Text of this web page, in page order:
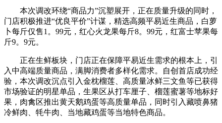
本次调改环绕“商品力”沉塑展开，正在质量升级的同时，
门店积极推进“优良平价”计谋，精选高频平易近生商品，白萝
卜每斤仅售1。99元，红心火龙果每斤8。99元，红富士苹果每
斤9。9元。
正在生鲜板块，门店正在保障平易近生需求的根本上，引
入中高端质量商品，满脚消费者多样化需求。自创首店成功经
验，本次调改沉点引入金枕榴莲、高质量冰鲜三文鱼等已获得
市场验证的明星单品，生果区从打车厘子、榴莲蜜薯等地标好
果，肉禽区推出黄天鹅鸡蛋等高质量单品，同时引入藏喷鼻猪
冷鲜肉、牦牛肉、当地藏鸡蛋等当地特色商品。